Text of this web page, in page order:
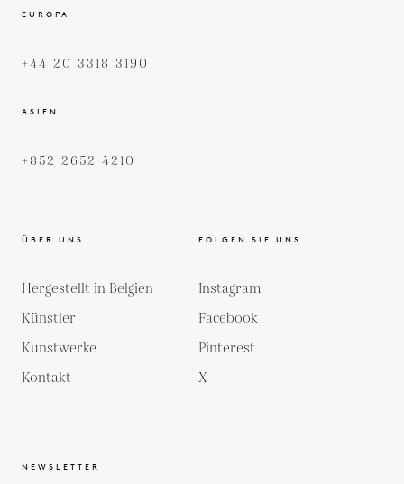
EUROPA
+44 20 3318 3190
ASIEN
+852 2652 4210
ÜBER UNS
Hergestellt in Belgien
Künstler
Kunstwerke
Kontakt
FOLGEN SIE UNS
Instagram
Facebook
Pinterest
X
NEWSLETTER